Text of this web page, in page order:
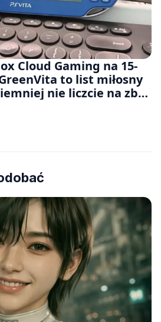
Cloud Gaming na 15-
to list miłosny
nie liczcie na zbyt